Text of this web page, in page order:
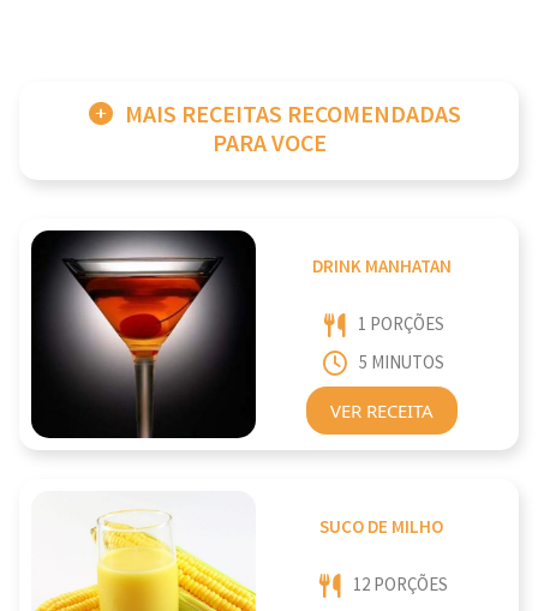
MAIS RECEITAS RECOMENDADAS
PARA VOCE
DRINK MANHATAN
1 PORÇÕES
5 MINUTOS
VER RECEITA
SUCO DE MILHO
12 PORÇÕES